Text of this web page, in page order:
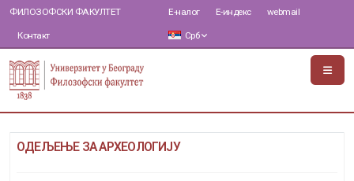
ФИЛОЗОФСКИ ФАКУЛТЕТ
Контакт
Е-налог Е-индекс webmail
Срб
ОДЕЉЕЊЕ ЗА АРХЕОЛОГИЈУ